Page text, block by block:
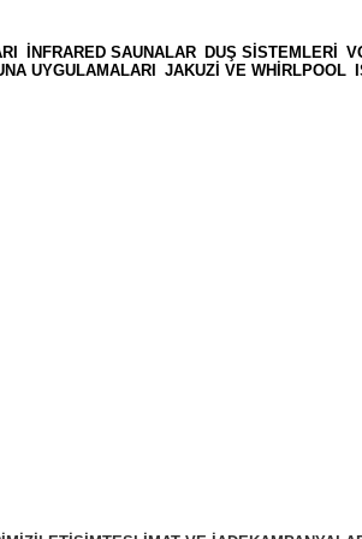
İNFRARED SAUNALAR DUŞ SISTEMLERI
UYGULAMALARI JAKUZI VE WHIRLPOOL